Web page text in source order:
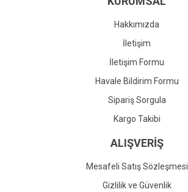
Gönder
Hakkımızda
İletişim
İletişim Formu
Havale Bildirim Formu
Sipariş Sorgula
Kargo Takibi
ALIŞVERİŞ
Mesafeli Satış Sözleşmesi
Gizlilik ve Güvenlik